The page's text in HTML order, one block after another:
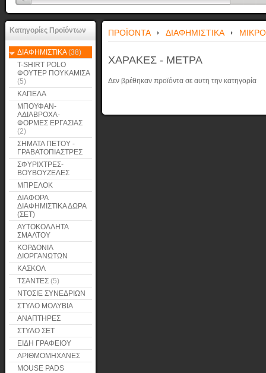
Κατηγορίες Προϊόντων
ΔΙΑΦΗΜΙΣΤΙΚΑ(38)
T-SHIRT POLO
ΦΟΥΤΕΡ ΠΟΥΚΑΜΙΣΑ
(5)
ΚΑΠΕΛΑ
ΜΠΟΥΦΑΝ-
ΑΔΙΑΒΡΟΧΑ-
ΦΟΡΜΕΣ ΕΡΓΑΣΙΑΣ
(2)
ΣΗΜΑΤΑ ΠΕΤΟΥ -
ΓΡΑΒΑΤΟΠΙΑΣΤΡΕΣ
ΣΦΥΡΙΧΤΡΕΣ-
ΒΟΥΒΟΥΖΕΛΕΣ
ΜΠΡΕΛΟΚ
ΔΙΑΦΟΡΑ
ΔΙΑΦΗΜΙΣΤΙΚΑ ΔΩΡΑ
(ΣΕΤ)
ΑΥΤΟΚΟΛΛΗΤΑ
ΣΜΑΛΤΟΥ
ΚΟΡΔΟΝΙΑ
ΔΙΟΡΓΑΝΩΤΩΝ
ΚΑΣΚΟΛ
ΤΣΑΝΤΕΣ (5)
ΝΤΟΣΙΕ ΣΥΝΕΔΡΙΩΝ
ΣΤΥΛΟ ΜΟΛΥΒΙΑ
ΑΝΑΠΤΗΡΕΣ
ΣΤΥΛΟ ΣΕΤ
ΕΙΔΗ ΓΡΑΦΕΙΟΥ
ΑΡΙΘΜΟΜΗΧΑΝΕΣ
MOUSE PADS
ΠΡΟΪΟΝΤΑ ΔΙΑΦΗΜΙΣΤΙΚΑ
ΧΑΡΑΚΕΣ - ΜΕΤΡΑ
Δεν βρέθηκαν προϊόντα σε αυτη την κατηγορία